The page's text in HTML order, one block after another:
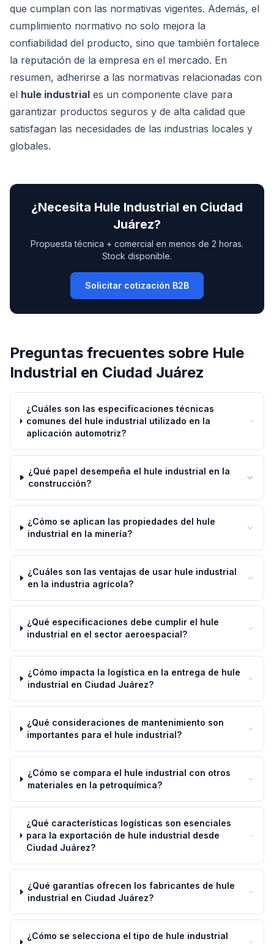
que cumplan con las normativas vigentes. Además, el
cumplimiento normativo no solo mejora la
confiabilidad del producto, sino que también fortalece
la reputación de la empresa en el mercado. En
resumen, adherirse a las normativas relacionadas con
el hule industrial es un componente clave para
garantizar productos seguros y de alta calidad que
satisfagan las necesidades de las industrias locales y
globales.
¿Necesita Hule Industrial en Ciudad
Juárez?
Propuesta técnica + comercial en menos de 2 horas.
Stock disponible.
Solicitar cotización B2B
Preguntas frecuentes sobre Hule
Industrial en Ciudad Juárez
¿Cuáles son las especificaciones técnicas
comunes del hule industrial utilizado en la
aplicación automotriz?
¿Qué papel desempeña el hule industrial en la
construcción?
¿Cómo se aplican las propiedades del hule
industrial en la minería?
¿Cuáles son las ventajas de usar hule industrial
en la industria agrícola?
¿Qué especificaciones debe cumplir el hule
industrial en el sector aeroespacial?
¿Cómo impacta la logística en la entrega de hule
industrial en Ciudad Juárez?
¿Qué consideraciones de mantenimiento son
importantes para el hule industrial?
¿Cómo se compara el hule industrial con otros
materiales en la petroquímica?
¿Qué características logísticas son esenciales
para la exportación de hule industrial desde
Ciudad Juárez?
¿Qué garantías ofrecen los fabricantes de hule
industrial en Ciudad Juárez?
¿Cómo se selecciona el tipo de hule industrial